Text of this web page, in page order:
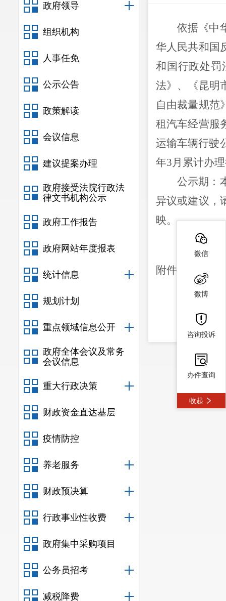
政府领导
组织机构
人事任免
公示公告
政策解读
会议信息
建议提案办理
政府接受法院行政法
律文书机构公示
政府工作报告
政府网站年度报表
统计信息
规划计划
重点领域信息公开
政府全体会议及常务
会议信息
重大行政决策
财政资金直达基层
疫情防控
养老服务
财政预决算
行政事业性收费
政府集中采购项目
公务员招考
减税降费
依据 《
华人民共和国
和国行政处罚
法》、《昆明
自由裁量规范
租汽车经营服
运输车辆行驶
年3月累计办
公示期：
异议或建议，
映。
监督电话
附件： 2026
微信
微博
咨询投诉
办件查询
收起